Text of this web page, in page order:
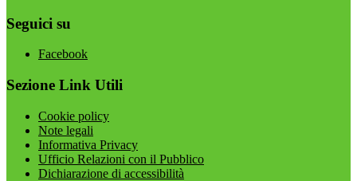
Seguici su
Facebook
Sezione Link Utili
Cookie policy
Note legali
Informativa Privacy
Ufficio Relazioni con il Pubblico
Dichiarazione di accessibilità